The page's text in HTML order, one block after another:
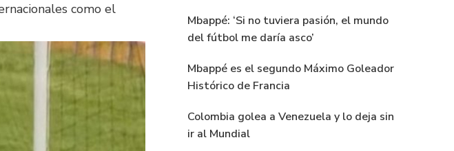
como el
Mbappé: ‘Si no tuviera pasión, el mundo
del fútbol me daría asco’
Mbappé es el segundo Máximo Goleador
Histórico de Francia
Colombia golea a Venezuela y lo deja sin
ir al Mundial